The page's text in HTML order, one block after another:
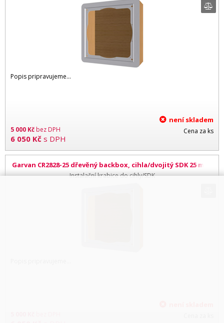
Popis pripravujeme...
5 000 Kčbez DPH
6 050 Kč s DPH
není skladem
Cena za ks
Garvan CR2828-25 dřevěný backbox, cihla/dvojitý SDK 25 mm,
pro repro 280 x 280 mm
Instalační krabice do cihly/SDK